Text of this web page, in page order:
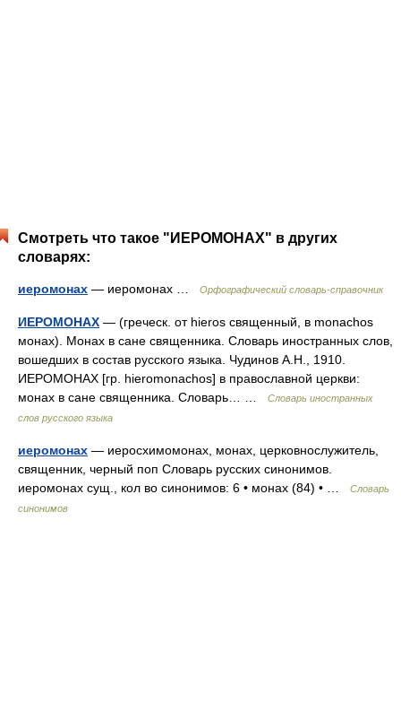
Смотреть что такое "ИЕРОМОНАХ" в других
словарях:
иеромонах — иеромонах … Орфографический словарь-справочник
ИЕРОМОНАХ — (греческ. от hieros священный, в monachos
монах). Монах в сане священника. Словарь иностранных слов,
вошедших в состав русского языка. Чудинов А.Н., 1910.
ИЕРОМОНАХ [гр. hieromonachos] в православной церкви:
монах в сане священника. Словарь… …
Словарь иностранных
слов русского языка
иеромонах — иеросхимомонах, монах, церковнослужитель,
священник, черный поп Словарь русских синонимов.
иеромонах сущ., кол во синонимов: 6 • монах (84) • …
Словарь
синонимов